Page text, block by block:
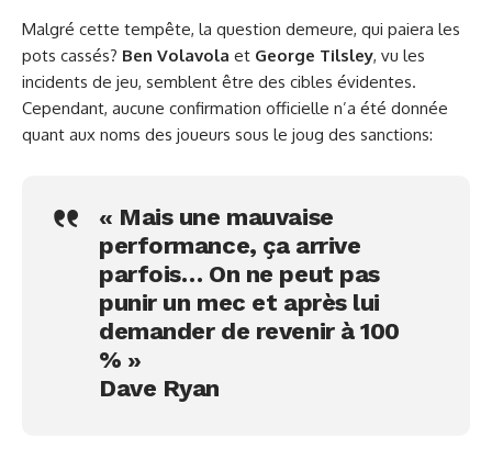
Malgré cette tempête, la question demeure, qui paiera les
pots cassés? Ben Volavola et George Tilsley, vu les
incidents de jeu, semblent être des cibles évidentes.
Cependant, aucune confirmation officielle n’a été donnée
quant aux noms des joueurs sous le joug des sanctions:
« Mais une mauvaise
performance, ça arrive
parfois… On ne peut pas
punir un mec et après lui
demander de revenir à 100
% »
Dave Ryan